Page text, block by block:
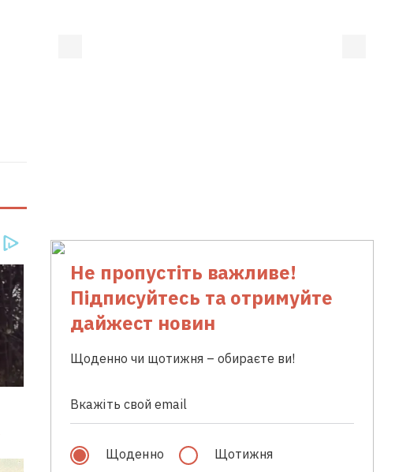
Не пропустіть важливе!
Підписуйтесь та отримуйте
дайжест новин
Щоденно чи щотижня – обираєте ви!
Щоденно Щотижня